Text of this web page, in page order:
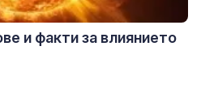
и факти за влиянието